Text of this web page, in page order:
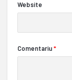
Website
Comentariu*